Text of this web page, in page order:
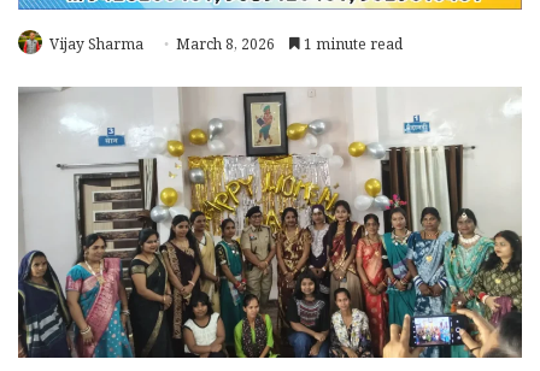
Vijay Sharma March 8, 2026 1 minute read